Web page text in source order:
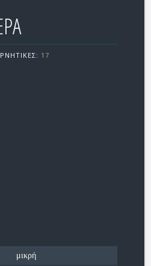
17
μικρή